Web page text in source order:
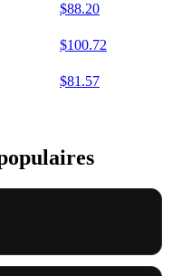
$88.20
$100.72
$81.57